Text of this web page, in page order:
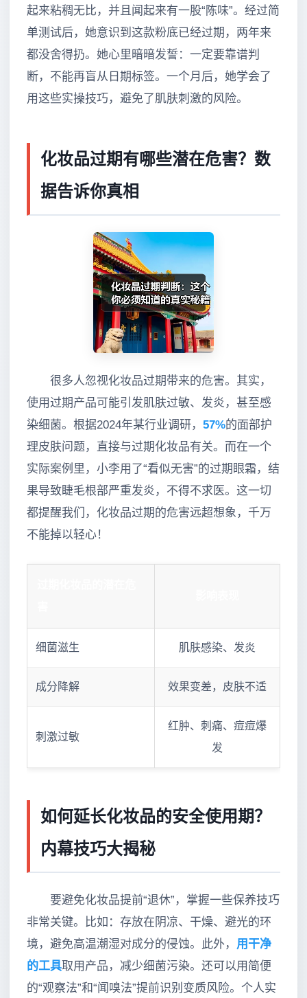
起来粘稠无比，并且闻起来有一股“陈味”。经过简
单测试后，她意识到这款粉底已经过期，两年来
都没舍得扔。她心里暗暗发誓：一定要靠谱判
断，不能再盲从日期标签。一个月后，她学会了
用这些实操技巧，避免了肌肤刺激的风险。
化妆品过期有哪些潜在危害？数
据告诉你真相
很多人忽视化妆品过期带来的危害。其实，
使用过期产品可能引发肌肤过敏、发炎，甚至感
染细菌。根据2024年某行业调研， 57%的面部护
理皮肤问题，直接与过期化妆品有关。而在一个
实际案例里，小李用了“看似无害”的过期眼霜，结
果导致睫毛根部严重发炎，不得不求医。这一切
都提醒我们，化妆品过期的危害远超想象，千万
不能掉以轻心！
细菌滋生 肌肤感染、发炎
成分降解 效果变差，皮肤不适
刺激过敏
红肿、刺痛、痘痘爆
发
如何延长化妆品的安全使用期？
内幕技巧大揭秘
要避免化妆品提前“退休”，掌握一些保养技巧
非常关键。比如：存放在阴凉、干燥、避光的环
境，避免高温潮湿对成分的侵蚀。此外， 用干净
的工具取用产品，减少细菌污染。还可以用简便
的“观察法”和“闻嗅法”提前识别变质风险。个人实